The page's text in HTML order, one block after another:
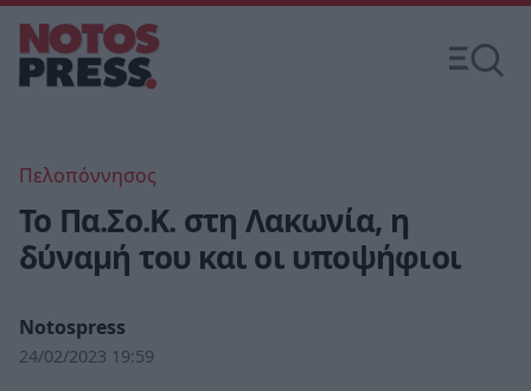
Πελοπόννησος
Το Πα.Σο.Κ. στη Λακωνία, η
δύναμή του και οι υποψήφιοι
Notospress
24/02/2023 19:59